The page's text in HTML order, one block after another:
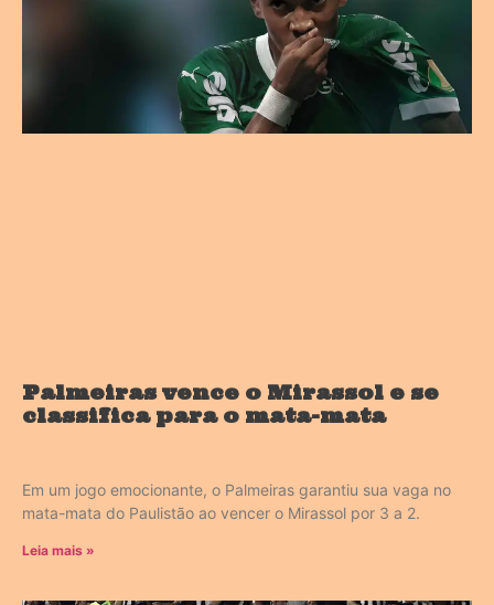
Palmeiras vence o Mirassol e se
classifica para o mata-mata
Em um jogo emocionante, o Palmeiras garantiu sua vaga no
mata-mata do Paulistão ao vencer o Mirassol por 3 a 2.
Leia mais »